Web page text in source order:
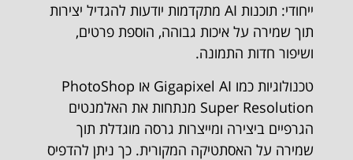
ייחודי: תוכנות AI מתקדמות יודעות להגדיל יצירות
תוך שמירה על איכות גבוהה, הוספת פרטים,
ושיפור חדות התמונה.
טכנולוגיות כמו Gigapixel AI או PhotoShop
Super Resolution מנתחות את האלמנטים
הגרפיים ביצירה ומייצרות גרסה מוגדלת תוך
שמירה על האסתטיקה המקורית. כך ניתן להדפיס